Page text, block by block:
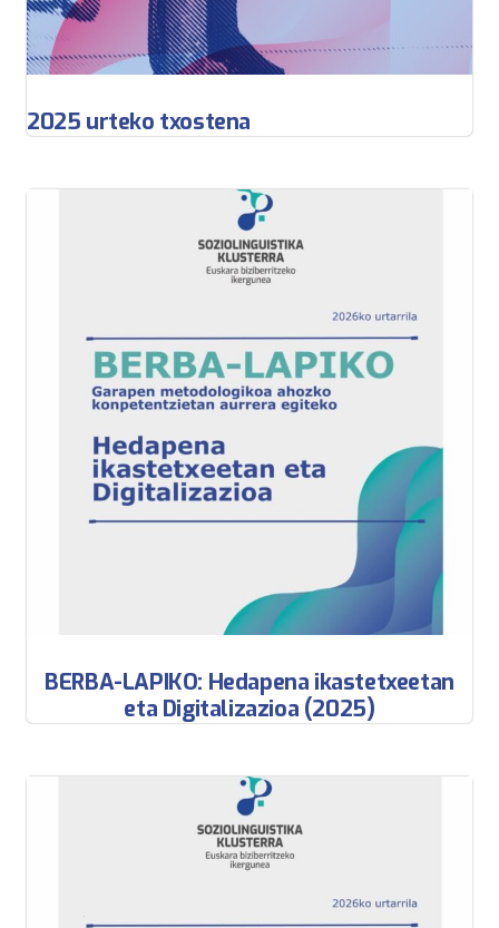
2025 urteko txostena
BERBA-LAPIKO: Hedapena ikastetxeetan
eta Digitalizazioa (2025)